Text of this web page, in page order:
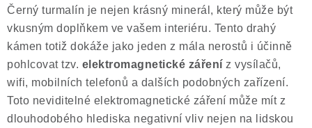
Černý turmalín je nejen krásný minerál, který může být
vkusným doplňkem ve vašem interiéru. Tento drahý
kámen totiž dokáže jako jeden z mála nerostů i účinně
pohlcovat tzv. elektromagnetické záření z vysílačů,
wifi, mobilních telefonů a dalších podobných zařízení.
Toto neviditelné elektromagnetické záření může mít z
dlouhodobého hlediska negativní vliv nejen na lidskou